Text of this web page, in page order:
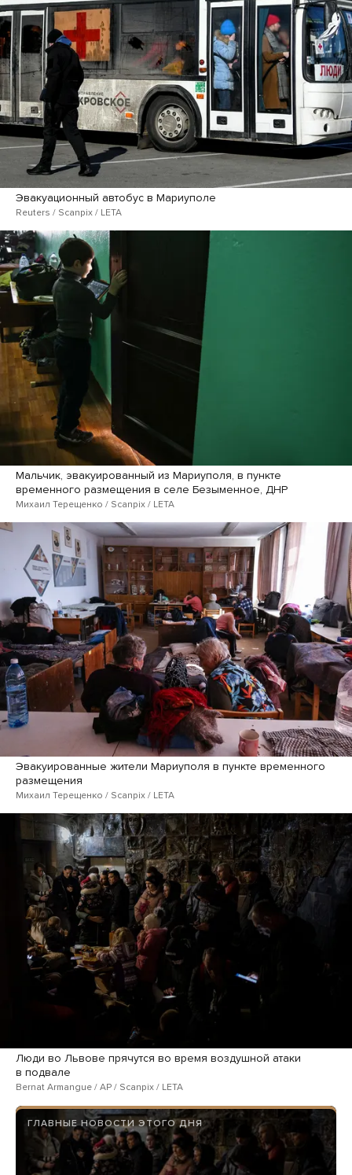
Эвакуационный автобус в Мариуполе
Reuters / Scanpix / LETA
Мальчик, эвакуированный из Мариуполя, в пункте
временного размещения в селе Безыменное, ДНР
Михаил Терещенко / Scanpix / LETA
Эвакуированные жители Мариуполя в пункте временного
размещения
Михаил Терещенко / Scanpix / LETA
Люди во Львове прячутся во время воздушной атаки
в подвале
Bernat Armangue / AP / Scanpix / LETA
ГЛАВНЫЕ НОВОСТИ ЭТОГО ДНЯ